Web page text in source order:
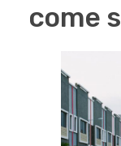
come